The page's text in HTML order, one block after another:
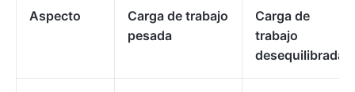
Aspecto
Carga de trabajo
pesada
Carga de
trabajo
desequilibrada